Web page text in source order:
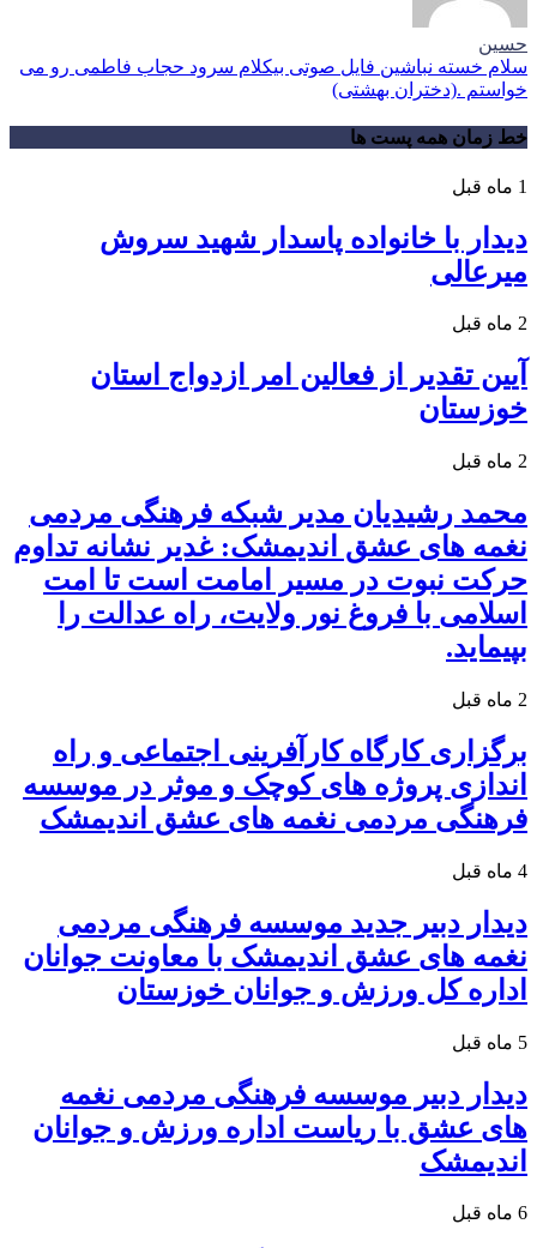
حسین
سلام خسته نباشین فایل صوتی بیکلام سرود حجاب فاطمی رو می
خواستم .(دختران بهشتی)
خط زمان همه پست ها
1 ماه قبل
دیدار با خانواده پاسدار شهید سروش
میرعالی
2 ماه قبل
آیین تقدیر از فعالین امر ازدواج استان
خوزستان
2 ماه قبل
محمد رشیدیان مدیر شبکه فرهنگی مردمی
نغمه های عشق اندیمشک: غدیر نشانه تداوم
حرکت نبوت در مسیر امامت است تا امت
اسلامی با فروغ نور ولایت، راه عدالت را
بپیماید.
2 ماه قبل
برگزاری کارگاه کارآفرینی اجتماعی و راه
اندازی پروژه های کوچک و موثر در موسسه
فرهنگی مردمی نغمه های عشق اندیمشک
4 ماه قبل
دیدار دبیر جدید موسسه فرهنگی مردمی
نغمه های عشق اندیمشک با معاونت جوانان
اداره کل ورزش و جوانان خوزستان
5 ماه قبل
دیدار دبیر موسسه فرهنگی مردمی نغمه
های عشق با ریاست اداره ورزش و جوانان
اندیمشک
6 ماه قبل